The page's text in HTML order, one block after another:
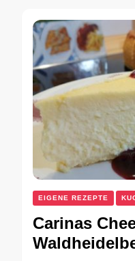
EIGENE REZEPTE
Carinas